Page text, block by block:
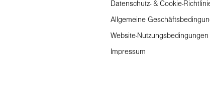
Datenschutz- & Cookie-
Allgemeine
Website-Nutzungsbedingungen
Impressum